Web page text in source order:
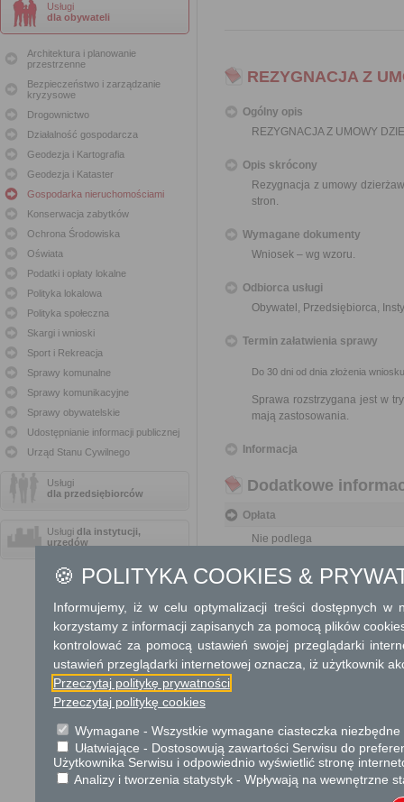
Usługi
dla obywateli
Architektura i planowanie
przestrzenne
Bezpieczeństwo i zarządzanie
kryzysowe
Drogownictwo
Działalność gospodarcza
Geodezja i Kartografia
Geodezja i Kataster
Gospodarka nieruchomościami
Konserwacja zabytków
Ochrona Środowiska
Oświata
Podatki i opłaty lokalne
Polityka lokalowa
Polityka społeczna
Skargi i wnioski
Sport i Rekreacja
Sprawy komunalne
Sprawy komunikacyjne
Sprawy obywatelskie
Udostępnianie informacji publicznej
Urząd Stanu Cywilnego
Usługi
dla przedsiębiorców
Usługi dla instytucji,
urzędów
REZYGNACJA Z
Ogólny opis
REZYGNACJA Z UMOWY
Opis skrócony
Rezygnacja z umowy
stron.
Wymagane dokumenty
Wniosek – wg wzoru.
Odbiorca usługi
Obywatel, Przedsiębiorca,
Termin załatwienia sprawy
Do 30 dni od dnia złożenia
Sprawa rozstrzygana jest w
mają zastosowania.
Informacja
Dodatkowe
Opłata
Nie podlega
Tryb odwoławczy
Nie przysługuje
Skargi i wnioski
----------------------------
Wnioskodawca proszony
O terminie podpisania umowy
🍪 POLITYKA COOKIES &
Informujemy, iż w celu optymalizacji treści dostępnych w
korzystamy z informacji zapisanych za pomocą plików
kontrolować za pomocą ustawień swojej przeglądarki
ustawień przeglądarki internetowej oznacza, iż użytkownik
Przeczytaj politykę prywatności
Przeczytaj politykę cookies
Wymagane - Wszystkie wymagane ciasteczka
Ułatwiające - Dostosowują zawartości Serwisu do
Użytkownika Serwisu i odpowiednio wyświetlić stronę
Analizy i tworzenia statystyk - Wpływają na wewnętrzne